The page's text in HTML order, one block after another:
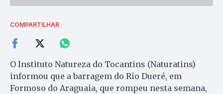
COMPARTILHAR
O Instituto Natureza do Tocantins (Naturatins)
informou que a barragem do Rio Dueré, em
Formoso do Araguaia, que rompeu nesta semana,